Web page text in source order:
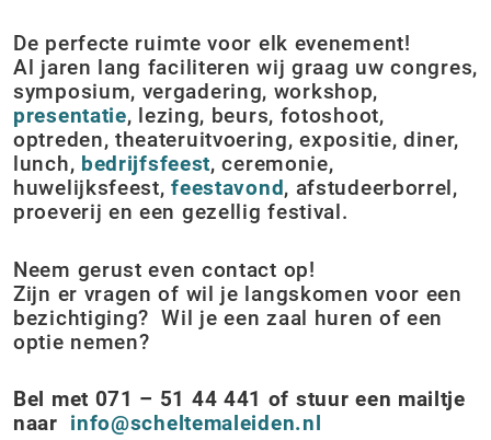
De perfecte ruimte voor elk evenement!
Al jaren lang faciliteren wij graag uw congres,
symposium, vergadering, workshop,
presentatie, lezing, beurs, fotoshoot,
optreden, theateruitvoering, expositie, diner,
lunch, bedrijfsfeest, ceremonie,
huwelijksfeest,feestavond, afstudeerborrel,
proeverij en een gezellig festival.
Neem gerust even contact op!
Zijn er vragen of wil je langskomen voor een
bezichtiging? Wil je een zaal huren of een
optie nemen?
Bel met 071 – 51 44 441 of stuur een mailtje
naar info@scheltemaleiden.nl